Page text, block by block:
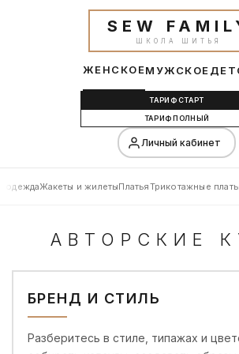
ЖЕНСКОЕМУЖСКОЕ
SEW
ШКОЛА ШИТЬЯ
ТАРИФ СТАРТ
ТАРИФ ПОЛНЫЙ
Личный кабинет
одеждаЖакеты и жилетыПлатьяТрикотажные
АВТОРСКИЕ
БРЕНД И СТИЛЬ
Разберитесь в стиле, типажах и